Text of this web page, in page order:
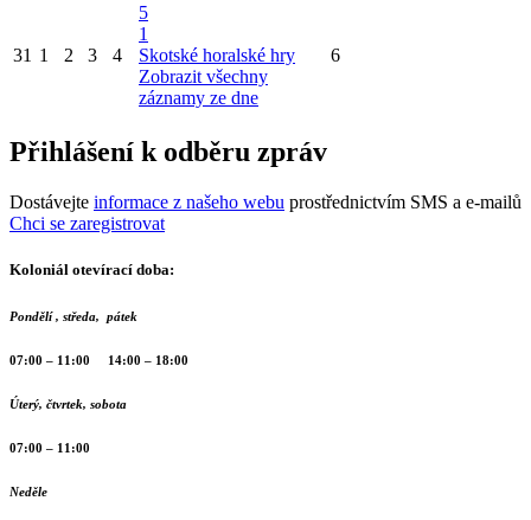
31 1 2 3 4
5
1
Skotské horalské hry
Zobrazit všechny
záznamy ze dne
6
Přihlášení k odběru zpráv
Dostávejte informace z našeho webu prostřednictvím SMS a e-mailů
Chci se zaregistrovat
Koloniál otevírací doba:
Pondělí , středa, pátek
07:00 – 11:00 14:00 – 18:00
Úterý, čtvrtek, sobota
07:00 – 11:00
Neděle